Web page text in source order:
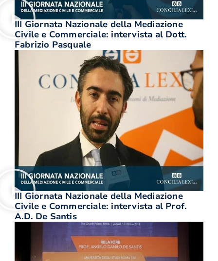
III Giornata Nazionale della Mediazione
Civile e Commerciale: intervista al Dott.
Fabrizio Pasquale
III Giornata Nazionale della Mediazione
Civile e Commerciale: intervista al Prof.
A.D. De Santis